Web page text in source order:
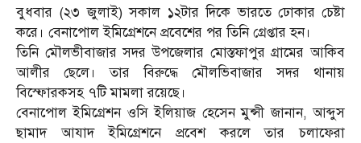
বুধবার (২৩ জুলাই) সকাল ১২টার দিকে ভারতে ঢোকার চেষ্টা
করে। বেনাপোল ইমিগ্রেশনে প্রবেশের পর তিনি গ্রেপ্তার হন।
তিনি মৌলভীবাজার সদর উপজেলার মোস্তফাপুর গ্রামের আকিব
আলীর ছেলে। তার বিরুদ্ধে মৌলভিবাজার সদর থানায়
বিস্ফোরকসহ ৭টি মামলা রয়েছে।
বেনাপোল ইমিগ্রেশন ওসি ইলিয়াজ হেসেন মুন্সী জানান, আব্দুস
ছামাদ আযাদ ইমিগ্রেশনে প্রবেশ করলে তার চলাফেরা